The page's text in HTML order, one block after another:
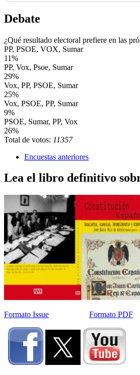
Debate
¿Qué resultado electoral prefiere en las
PP, PSOE, VOX, Sumar
11%
PP, Vox, Psoe, Sumar
29%
Vox, PP, PSOE, Sumar
25%
Vox, PSOE, PP, Sumar
9%
PSOE, Sumar, PP, Vox
26%
Total de votos: 11357
Encuestas anteriores
Lea el libro definitivo
Formato Issue Formato PDF